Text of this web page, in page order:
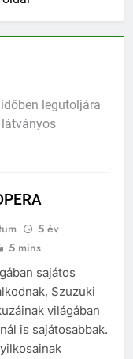
legutoljára
5 év
5 mins
sajátos
Szuzuki
világában
is sajátosabbak.